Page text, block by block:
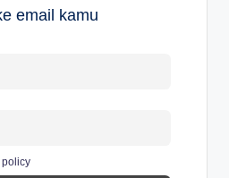
email kamu
policy